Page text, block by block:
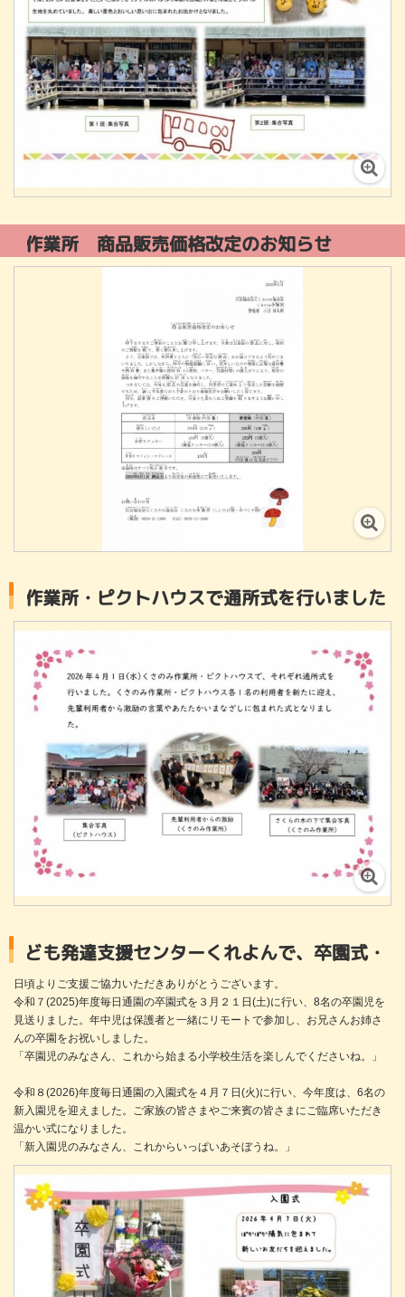
売価格改定のお知らせ
ハウスで通所式を行いました
ンターくれよんで、卒園式・入園式を開催しま
日頃よりご支援ご協力いただきありがとうございます。
令和７(2025)年度毎日通園の卒園式を３月２１日(土)に行い、8名の卒園児を
見送りました。年中児は保護者と一緒にリモートで参加し、お兄さんお姉さ
んの卒園をお祝いしました。
「卒園児のみなさん、これから始まる小学校生活を楽しんでくださいね。」
令和８(2026)年度毎日通園の入園式を４月７日(火)に行い、今年度は、6名の
新入園児を迎えました。ご家族の皆さまやご来賓の皆さまにご臨席いただき
温かい式になりました。
「新入園児のみなさん、これからいっぱいあそぼうね。」